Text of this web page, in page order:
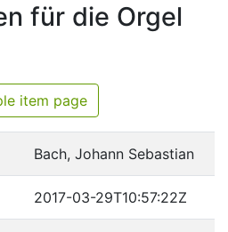
für die Orgel
item page
Bach, Johann Sebastian
2017-03-29T10:57:22Z